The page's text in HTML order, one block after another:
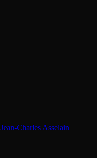
Jean-Charles Asselain